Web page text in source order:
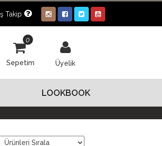
Takip
0
Sepetim Üyelik
LOOKBOOK